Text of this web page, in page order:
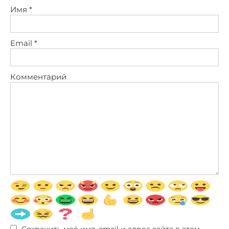
Имя *
Email *
Комментарий